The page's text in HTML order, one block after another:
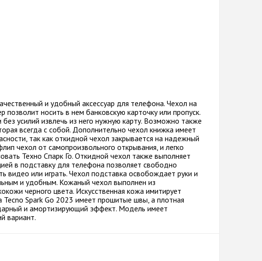
и удобный аксессуар для телефона. Чехол на
носить в нем банковскую карточку или пропуск.
усилий извлечь из него нужную карту. Возможно также
всегда с собой. Дополнительно чехол книжка имеет
так как откидной чехол закрывается на надежный
чехол от самопроизвольного открывания, и легко
Техно Спарк Го. Откидной чехол также выполняет
в подставку для телефона позволяет свободно
видео или играть. Чехол подставка освобождает руки и
и удобным. Кожаный чехол выполнен из
черного цвета. Искусственная кожа имитирует
Tecno Spark Go 2023 имеет прошитые швы, а плотная
и амортизирующий эффект. Модель имеет
вариант.